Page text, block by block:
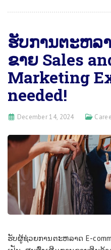
ຮ​ັບ​ການ​ຕະ​ຫລ
ຂາຍ Sales
Marketing
needed!
December 14, 2024
ຮ​ັບ​​ຜູ​້​ຊ່ວຍ​ການ​ຕະ​ຫລາດ E-